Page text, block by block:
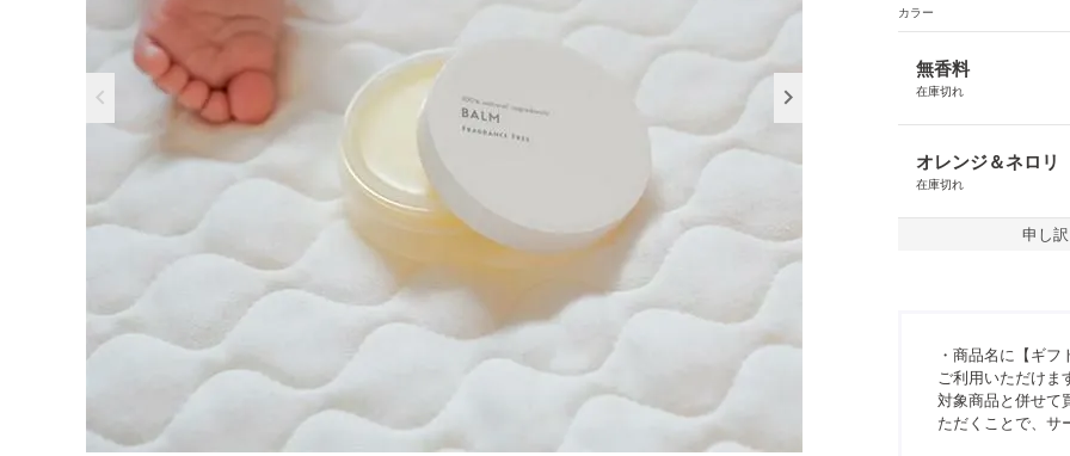
カラー
無香料
在庫切れ
オレンジ＆ネロリ
在庫切れ
申し
・商品名に【ギ
ご利用いただけま
対象商品と併せて
ただくことで、サ